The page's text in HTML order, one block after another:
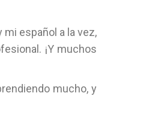
español a la vez,
¡Y muchos
mucho, y